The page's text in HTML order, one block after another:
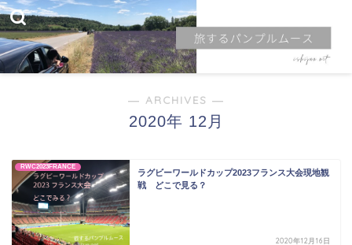
― ARCHIVES ―
2020年 12月
RWC2023FRANCE
ラグビーワールドカップ2023フランス大会現地観
戦 どこで見る？
2020年12月16日